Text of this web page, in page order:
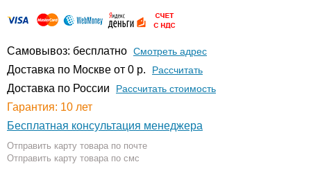
Самовывоз: бесплатно Смотреть адрес
Доставка по Москве от 0 р. Расcчитать
Доставка по России Рассчитать стоимость
Гарантия: 10 лет
Бесплатная консультация менеджера
Отправить карту товара по почте
Отправить карту товара по смс